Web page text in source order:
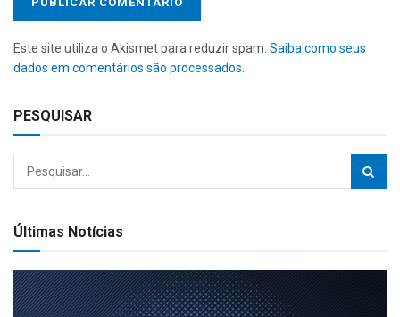
Este site utiliza o Akismet para reduzir spam. Saiba como seus
dados em comentários são processados.
PESQUISAR
Últimas Notícias